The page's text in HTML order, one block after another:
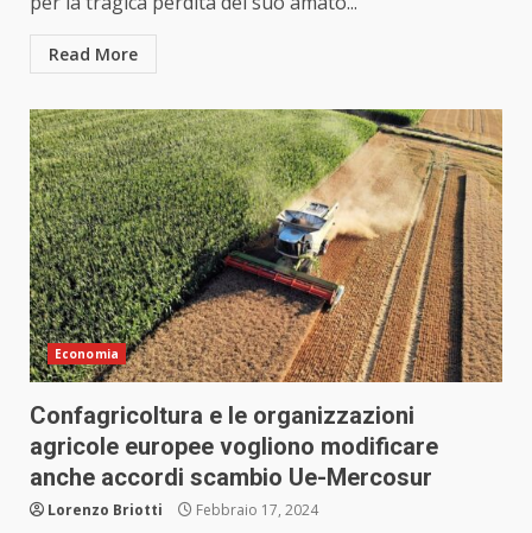
Read More
Economia
Confagricoltura e le organizzazioni
agricole europee vogliono modificare
anche accordi scambio Ue-Mercosur
Lorenzo Briotti Febbraio 17, 2024